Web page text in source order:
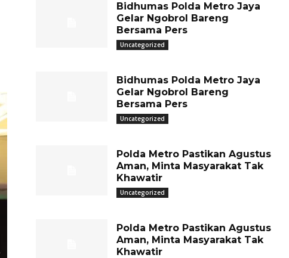
Bidhumas Polda Metro Jaya
Gelar Ngobrol Bareng
Bersama Pers
Uncategorized
Bidhumas Polda Metro Jaya
Gelar Ngobrol Bareng
Bersama Pers
Uncategorized
Polda Metro Pastikan Agustus
Aman, Minta Masyarakat Tak
Khawatir
Uncategorized
Polda Metro Pastikan Agustus
Aman, Minta Masyarakat Tak
Khawatir